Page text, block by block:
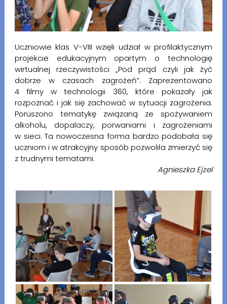
Uczniowie klas V-VIII wzięli udział w profilaktycznym
projekcie edukacyjnym opartym o technologię
wirtualnej rzeczywistości „Pod prąd czyli jak żyć
dobrze w czasach zagrożeń”. Zaprezentowano
4 filmy w technologii 360, które pokazały jak
rozpoznać i jak się zachować w sytuacji zagrożenia.
Poruszono tematykę związaną ze spożywaniem
alkoholu, dopalaczy, porwaniami i zagrożeniami
w sieci. Ta nowoczesna forma bardzo podobała się
uczniom i w atrakcyjny sposób pozwoliła zmierzyć się
z trudnymi tematami.
Agnieszka Ejzel